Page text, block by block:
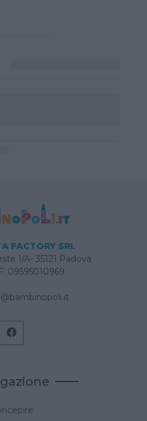
FACTORY SRL
1/A- 35121 Padova
09595010969